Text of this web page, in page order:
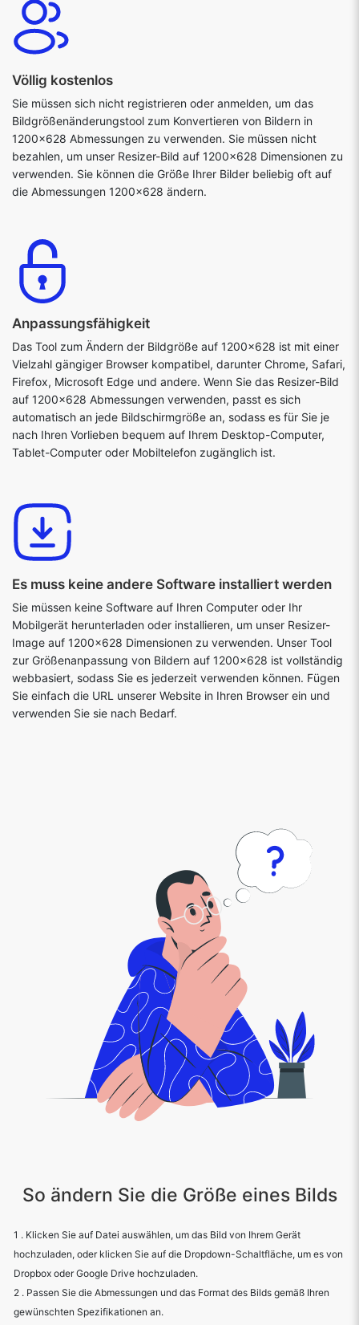
Völlig kostenlos
Sie müssen sich nicht registrieren oder anmelden, um das
Bildgrößenänderungstool zum Konvertieren von Bildern in
1200x628 Abmessungen zu verwenden. Sie müssen nicht
bezahlen, um unser Resizer-Bild auf 1200x628 Dimensionen zu
verwenden. Sie können die Größe Ihrer Bilder beliebig oft auf
die Abmessungen 1200x628 ändern.
Anpassungsfähigkeit
Das Tool zum Ändern der Bildgröße auf 1200x628 ist mit einer
Vielzahl gängiger Browser kompatibel, darunter Chrome, Safari,
Firefox, Microsoft Edge und andere. Wenn Sie das Resizer-Bild
auf 1200x628 Abmessungen verwenden, passt es sich
automatisch an jede Bildschirmgröße an, sodass es für Sie je
nach Ihren Vorlieben bequem auf Ihrem Desktop-Computer,
Tablet-Computer oder Mobiltelefon zugänglich ist.
Es muss keine andere Software installiert werden
Sie müssen keine Software auf Ihren Computer oder Ihr
Mobilgerät herunterladen oder installieren, um unser Resizer-
Image auf 1200x628 Dimensionen zu verwenden. Unser Tool
zur Größenanpassung von Bildern auf 1200x628 ist vollständig
webbasiert, sodass Sie es jederzeit verwenden können. Fügen
Sie einfach die URL unserer Website in Ihren Browser ein und
verwenden Sie sie nach Bedarf.
So ändern Sie die Größe eines Bilds
1 . Klicken Sie auf Datei auswählen, um das Bild von Ihrem Gerät
hochzuladen, oder klicken Sie auf die Dropdown-Schaltfläche, um es von
Dropbox oder Google Drive hochzuladen.
2 . Passen Sie die Abmessungen und das Format des Bilds gemäß Ihren
gewünschten Spezifikationen an.